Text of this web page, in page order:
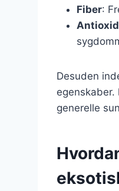
Fiber:
Desuden
generelle